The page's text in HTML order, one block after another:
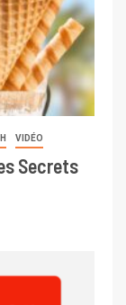
VIDÉO
Secrets